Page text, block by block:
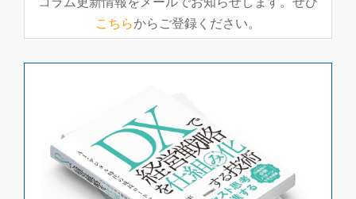
こちらからご登録ください。